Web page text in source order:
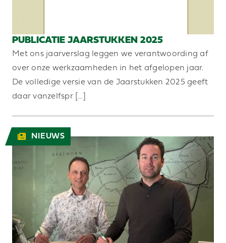
PUBLICATIE JAARSTUKKEN 2025
Met ons jaarverslag leggen we verantwoording af
over onze werkzaamheden in het afgelopen jaar.
De volledige versie van de Jaarstukken 2025 geeft
daar vanzelfspr […]
NIEUWS